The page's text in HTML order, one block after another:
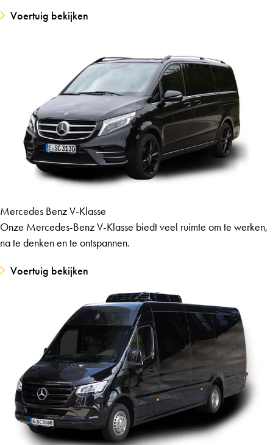
Voertuig bekijken
Mercedes Benz V-Klasse
Onze Mercedes-Benz V-Klasse biedt veel ruimte om te werken,
na te denken en te ontspannen.
Voertuig bekijken